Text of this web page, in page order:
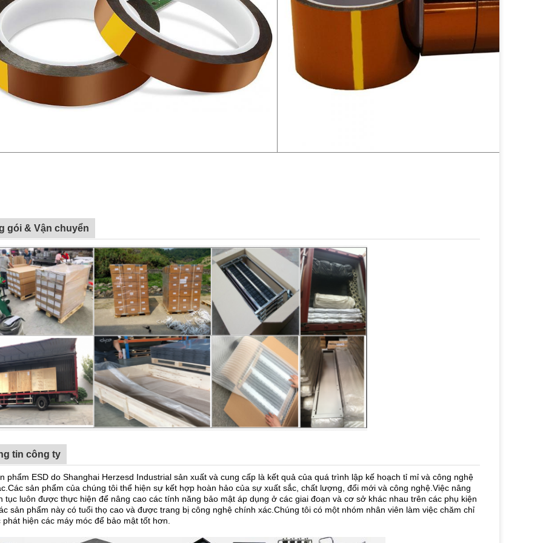
gói & Vận chuyển
tin công ty
phẩm ESD do Shanghai Herzesd Industrial sản xuất và cung cấp là kết quả của quá trình lập kế hoạch tỉ mỉ và công nghệ
sản phẩm của chúng tôi thể hiện sự kết hợp hoàn hảo của sự xuất sắc, chất lượng, đổi mới và công nghệ.Việc nâng
tục luôn được thực hiện để nâng cao các tính năng bảo mật áp dụng ở các giai đoạn và cơ sở khác nhau trên các phụ kiện
sản phẩm này có tuổi thọ cao và được trang bị công nghệ chính xác.Chúng tôi có một nhóm nhân viên làm việc chăm chỉ
phát hiện các máy móc để bảo mật tốt hơn.